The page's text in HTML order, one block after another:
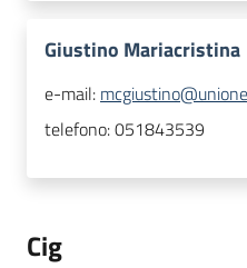
Giustino Mariacristina
e-mail:
telefono:051843539
Cig